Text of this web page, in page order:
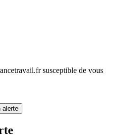
susceptible de vous
alerte